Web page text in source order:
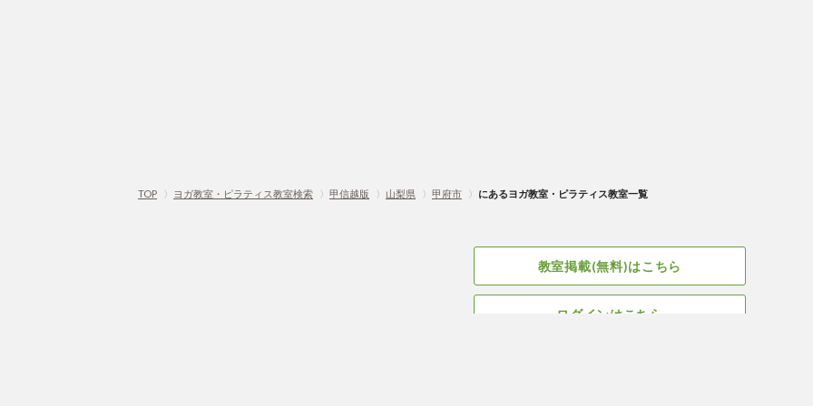
TOP 〉 ヨガ教室・ピラティス教室検索 〉 甲信越版 〉 山梨県 〉 甲府市 〉 にあるヨガ教室・ピラティス教室一覧
教室掲載(無料)はこちら
ログインはこちら